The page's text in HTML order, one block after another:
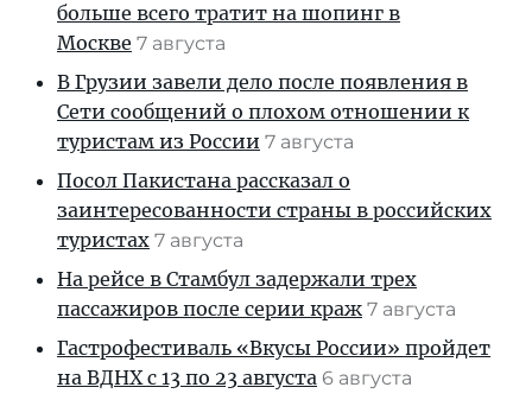
больше всего тратит на шопинг в
Москве 7 августа
В Грузии завели дело после появления в
Сети сообщений о плохом отношении к
туристам из России 7 августа
Посол Пакистана рассказал о
заинтересованности страны в российских
туристах 7 августа
На рейсе в Стамбул задержали трех
пассажиров после серии краж 7 августа
Гастрофестиваль «Вкусы России» пройдет
на ВДНХ с 13 по 23 августа 6 августа